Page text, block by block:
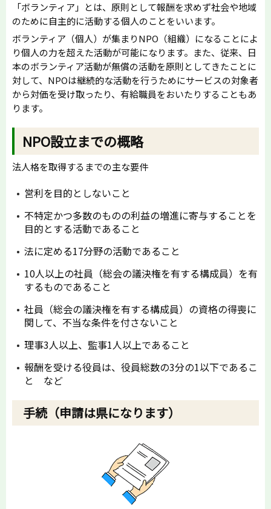
「ボランティア」とは、原則として報酬を求めず社会や地域
のために自主的に活動する個人のことをいいます。
ボランティア（個人）が集まりNPO（組織）になることによ
り個人の力を超えた活動が可能になります。また、従来、日
本のボランティア活動が無償の活動を原則としてきたことに
対して、NPOは継続的な活動を行うためにサービスの対象者
から対価を受け取ったり、有給職員をおいたりすることもあ
ります。
NPO設立までの概略
法人格を取得するまでの主な要件
営利を目的としないこと
不特定かつ多数のものの利益の増進に寄与することを
目的とする活動であること
法に定める17分野の活動であること
10人以上の社員（総会の議決権を有する構成員）を有
するものであること
社員（総会の議決権を有する構成員）の資格の得喪に
関して、不当な条件を付さないこと
理事3人以上、監事1人以上であること
報酬を受ける役員は、役員総数の3分の1以下であるこ
と など
手続（申請は県になります）